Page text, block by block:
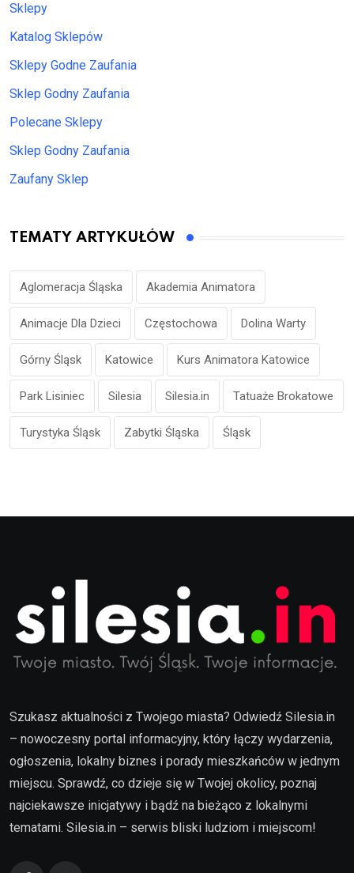
Sklepy
Katalog Sklepów
Sklepy Godne Zaufania
Sklep Godny Zaufania
Polecane Sklepy
Sklep Godny Zaufania
Zaufany Sklep
TEMATY ARTYKUŁÓW
Aglomeracja Śląska Akademia Animatora
Animacje Dla Dzieci Częstochowa Dolina Warty
Górny Śląsk Katowice Kurs Animatora Katowice
Park Lisiniec Silesia Silesia.in Tatuaże Brokatowe
Turystyka Śląsk Zabytki Śląska Śląsk
Szukasz aktualności z Twojego miasta? Odwiedź Silesia.in
– nowoczesny portal informacyjny, który łączy wydarzenia,
ogłoszenia, lokalny biznes i porady mieszkańców w jednym
miejscu. Sprawdź, co dzieje się w Twojej okolicy, poznaj
najciekawsze inicjatywy i bądź na bieżąco z lokalnymi
tematami. Silesia.in – serwis bliski ludziom i miejscom!